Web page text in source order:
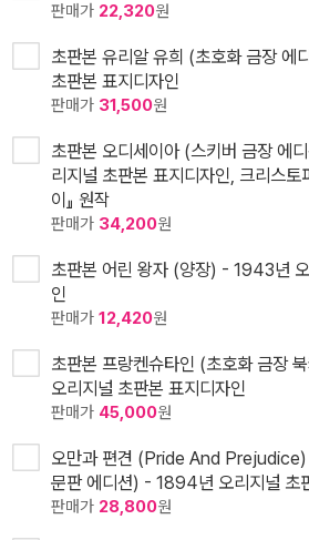
판매가 22,320원
초판본 유리알 유희 (초호화 금장
초판본 표지디자인
판매가 31,500원
초판본 오디세이아 (스키버 금장 에
리지널 초판본 표지디자인, 크리스토
이』 원작
판매가 34,200원
초판본 어린 왕자 (양장) - 1943년
인
판매가 12,420원
초판본 프랑켄슈타인 (초호화 금장
오리지널 초판본 표지디자인
판매가 45,000원
오만과 편견 (Pride And Prejudice)
문판 에디션) - 1894년 오리지널 초
판매가 28,800원